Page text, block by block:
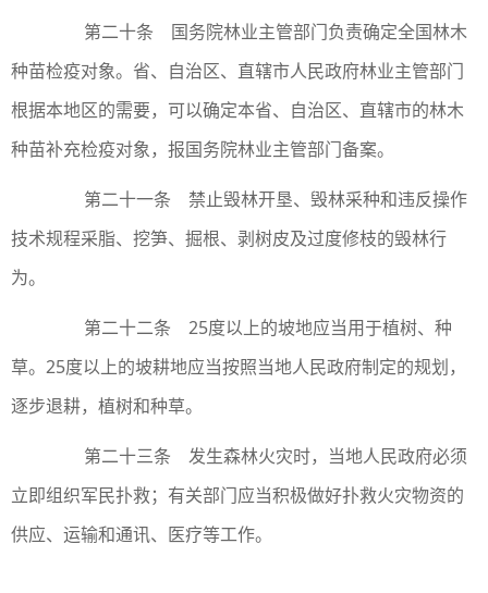
第二十条 国务院林业主管部门负责确定全国林木
种苗检疫对象。省、自治区、直辖市人民政府林业主管部门
根据本地区的需要，可以确定本省、自治区、直辖市的林木
种苗补充检疫对象，报国务院林业主管部门备案。
第二十一条 禁止毁林开垦、毁林采种和违反操作
技术规程采脂、挖笋、掘根、剥树皮及过度修枝的毁林行
为。
第二十二条 25度以上的坡地应当用于植树、种
草。25度以上的坡耕地应当按照当地人民政府制定的规划，
逐步退耕，植树和种草。
第二十三条 发生森林火灾时，当地人民政府必须
立即组织军民扑救；有关部门应当积极做好扑救火灾物资的
供应、运输和通讯、医疗等工作。